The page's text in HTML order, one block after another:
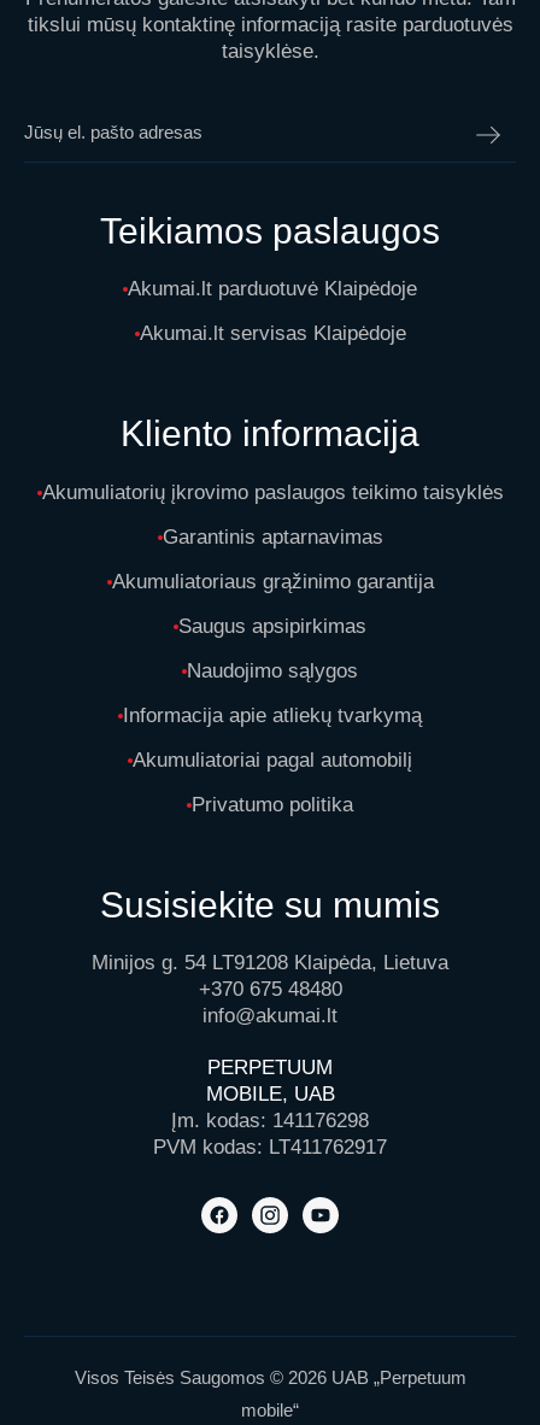
tikslui mūsų kontaktinę informaciją rasite parduotuvės
taisyklėse.
Teikiamos paslaugos
Akumai.lt parduotuvė Klaipėdoje
Akumai.lt servisas Klaipėdoje
Kliento informacija
Akumuliatorių įkrovimo paslaugos teikimo taisyklės
Garantinis aptarnavimas
Akumuliatoriaus grąžinimo garantija
Saugus apsipirkimas
Naudojimo sąlygos
Informacija apie atliekų tvarkymą
Akumuliatoriai pagal automobilį
Privatumo politika
Susisiekite su mumis
Minijos g. 54 LT91208 Klaipėda, Lietuva
+370 675 48480
info@akumai.lt
PERPETUUM
MOBILE, UAB
Įm. kodas: 141176298
PVM kodas: LT411762917
Visos Teisės Saugomos © 2026 UAB „Perpetuum
mobile“